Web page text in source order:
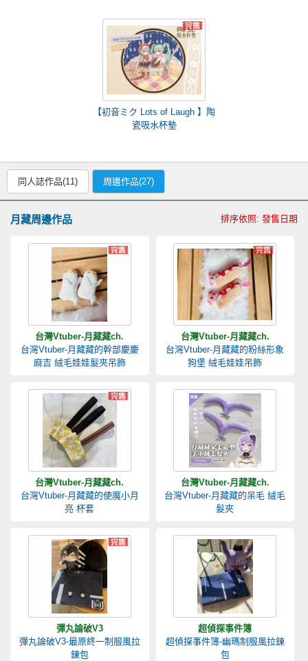
【初音ミク Lots of Laugh 】陶
瓷吸水杯墊
同人誌作品(11) 周邊作品(27)
月藏周邊作品 排序依照: 發售日期
台灣Vtuber-月藏藏ch.
台灣Vtuber-月藏藏的幹部慶慶
麻吉 絨毛娃娃髮夾吊飾
台灣Vtuber-月藏藏ch.
台灣Vtuber-月藏藏的粉絲形象
狗堡 絨毛娃娃吊飾
台灣Vtuber-月藏藏ch.
台灣Vtuber-月藏藏的使魔小月
亮 杯套
台灣Vtuber-月藏藏ch.
台灣Vtuber-月藏藏的呆毛 絨毛
髮夾
彈丸論破V3
彈丸論破V3-最原終一制服風拉
鍊包
超偵探事件簿
超偵探事件簿-幽瑪制服風拉鍊
包